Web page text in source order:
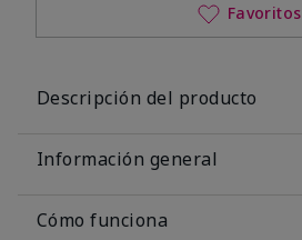
Favoritos
Descripción del producto
Información general
Cómo funciona